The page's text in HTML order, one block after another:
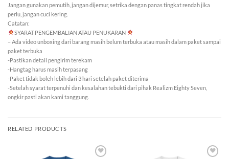
Jangan gunakan pemutih, jangan dijemur, setrika dengan panas tingkat rendah jika
perlu, jangan cuci kering.
Catatan:
SYARAT PENGEMBALIAN ATAU PENUKARAN
– Ada video unboxing dari barang masih belum terbuka atau masih dalam paket sampai
paket terbuka
-Pastikan detail pengirim terekam
-Hangtag harus masih terpasang
-Paket tidak boleh lebih dari 3 hari setelah paket diterima
-Setelah syarat terpenuhi dan kesalahan tebukti dari pihak Realizm Eighty Seven,
ongkir pasti akan kami tanggung.
RELATED PRODUCTS